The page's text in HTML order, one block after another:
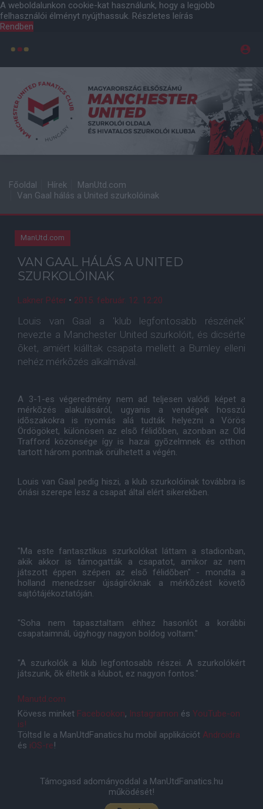
A weboldalunkon cookie-kat használunk, hogy a legjobb
felhasználói élményt nyújthassuk. Részletes leírás
Rendben
Főoldal Hírek
ManUtd.com
Van Gaal hálás a United szurkolóinak
ManUtd.com
VAN GAAL HÁLÁS A UNITED
SZURKOLÓINAK
Lakner Péter • 2015. február. 12. 12:20
Louis van Gaal a 'klub legfontosabb részének'
nevezte a Manchester United szurkolóit, és dicsérte
õket, amiért kiálltak csapata mellett a Burnley elleni
nehéz mérkõzés alkalmával.
A 3-1-es végeredmény nem ad teljesen valódi képet a
mérkõzés alakulásáról, ugyanis a vendégek hosszú
idõszakokra is nyomás alá tudták helyezni a Vörös
Ördögöket, különösen az elsõ félidõben, azonban az Old
Trafford közönsége így is hazai gyõzelmnek és otthon
tartott három pontnak örülhetett a végén.
Louis van Gaal pedig hiszi, a klub szurkolóinak továbbra is
óriási szerepe lesz a csapat által elért sikerekben.
"Ma este fantasztikus szurkolókat láttam a stadionban,
akik akkor is támogatták a csapatot, amikor az nem
játszott éppen szépen az elsõ félidõben" - mondta a
holland menedzser újságíróknak a mérkõzést követõ
sajtótájékoztatóján.
"Soha nem tapasztaltam ehhez hasonlót a korábbi
csapataimnál, úgyhogy nagyon boldog voltam."
"A szurkolók a klub legfontosabb részei. A szurkolókért
játszunk, õk éltetik a klubot, ez nagyon fontos."
Manutd.com
Kövess minket Facebookon, Instagramon és YouTube-on
is!
Töltsd le a ManUtdFanatics.hu mobil applikációt Androidra
és iOS-re!
Támogasd adományoddal a ManUtdFanatics.hu
működését!